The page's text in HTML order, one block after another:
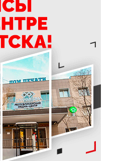
работодателя
аэропорт в Мирном
ввести в
в 2027 году
работает пилотный
«Маршрут заботы» для
после выписки
стартовал
Суглан коренных
народов